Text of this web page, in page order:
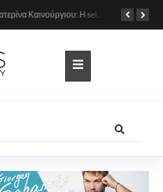
Κατερίνα Καινούργιου: Η selfie με μπλε μαγιό κάτω από τον ήλιο – Η λεπτομέρεια που λατρέψαμε (φωτογραφία)